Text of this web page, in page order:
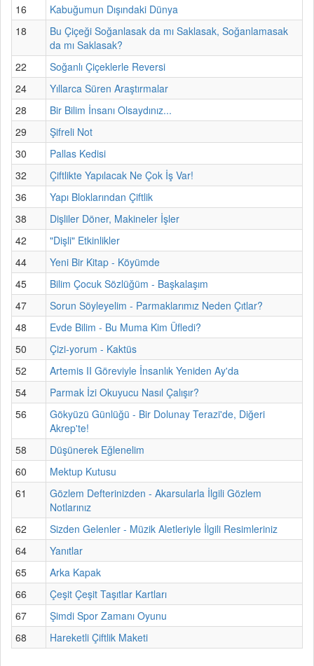
16
Kabuğumun Dışındaki Dünya
18
Bu Çiçeği Soğanlasak da mı Saklasak, Soğanlamasak
da mı Saklasak?
22
Soğanlı Çiçeklerle Reversi
24
Yıllarca Süren Araştırmalar
28
Bir Bilim İnsanı Olsaydınız...
29
Şifreli Not
30
Pallas Kedisi
32
Çiftlikte Yapılacak Ne Çok İş Var!
36
Yapı Bloklarından Çiftlik
38
Dişliler Döner, Makineler İşler
42
"Dişli" Etkinlikler
44
Yeni Bir Kitap - Köyümde
45
Bilim Çocuk Sözlüğüm - Başkalaşım
47
Sorun Söyleyelim - Parmaklarımız Neden Çıtlar?
48
Evde Bilim - Bu Muma Kim Üfledi?
50
Çizi-yorum - Kaktüs
52
Artemis II Göreviyle İnsanlık Yeniden Ay'da
54
Parmak İzi Okuyucu Nasıl Çalışır?
56
Gökyüzü Günlüğü - Bir Dolunay Terazi'de, Diğeri
Akrep'te!
58
Düşünerek Eğlenelim
60
Mektup Kutusu
61
Gözlem Defterinizden - Akarsularla İlgili Gözlem
Notlarınız
62
Sizden Gelenler - Müzik Aletleriyle İlgili Resimleriniz
64
Yanıtlar
65
Arka Kapak
66
Çeşit Çeşit Taşıtlar Kartları
67
Şimdi Spor Zamanı Oyunu
68
Hareketli Çiftlik Maketi